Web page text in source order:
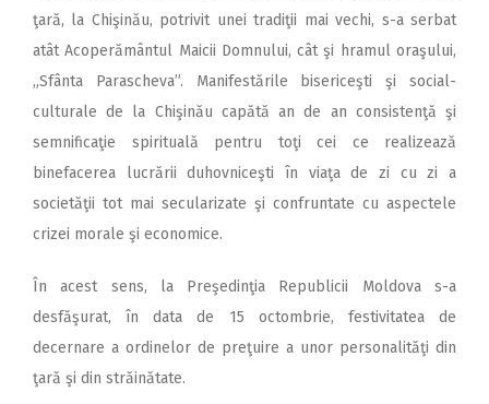
ţară, la Chişinău, potrivit unei tradiţii mai vechi, s-a serbat
atât Acoperământul Maicii Domnului, cât şi hramul oraşului,
„Sfânta Parascheva”. Manifestările bisericeşti şi social-
culturale de la Chişinău capătă an de an consistenţă şi
semnificaţie spirituală pentru toţi cei ce realizează
binefacerea lucrării duhovniceşti în viaţa de zi cu zi a
societăţii tot mai secularizate şi confruntate cu aspectele
crizei morale şi economice.
În acest sens, la Preşedinţia Republicii Moldova s-a
desfăşurat, în data de 15 octombrie, festivitatea de
decernare a ordinelor de preţuire a unor personalităţi din
ţară şi din străinătate.